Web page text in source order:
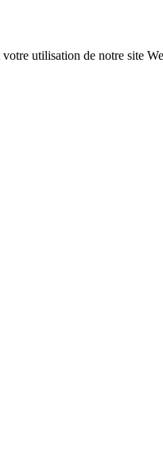
utilisation de notre site